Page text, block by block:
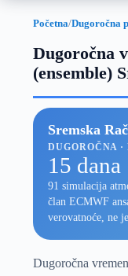
Početna/Dugoročna
Dugoročna
(ensemble)
Sremska
DUGOROČNA
15 dana
91 simulacija
član ECMWF
verovatnoće, ne
Dugoročna